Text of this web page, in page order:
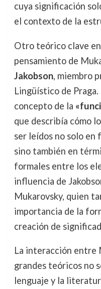
cuya significación
el contexto de la
Otro teórico clave
pensamiento de
Jakobson, miembro
Lingüístico de
concepto de la
que describía cómo
ser leídos no solo en
sino también en
formales entre los
influencia de
Mukarovsky, quien
importancia de la
creación de
La interacción entre
grandes teóricos no
lenguaje y la